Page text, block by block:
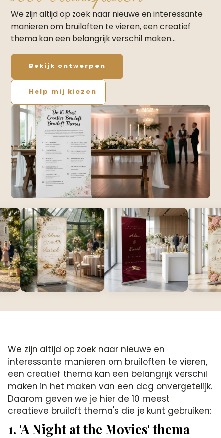
We zijn altijd op zoek naar nieuwe en interessante
manieren om bruiloften te vieren, een creatief
thema kan een belangrijk verschil maken…
Bekijk ontwerpen
Help mij kiezen
We zijn altijd op zoek naar nieuwe en
interessante manieren om bruiloften te vieren,
een creatief thema kan een belangrijk verschil
maken in het maken van een dag onvergetelijk.
Daarom geven we je hier de 10 meest
creatieve bruiloft thema's die je kunt gebruiken:
1. 'A Night at the Movies' thema